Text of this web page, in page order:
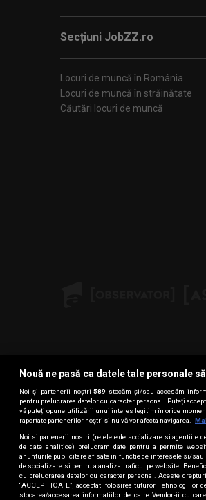
Secțiuni JobZZ.ro
Locuri de muncă în România
Locuri de muncă în străinătate
Căutări locuri de muncă
Nouă ne pasă ca datele tale personale
Noi și partenerii noștri589 stocăm și/sau accesăm
pentru prelucrarea datelor cu caracter personal. Puteți
vă puteți opune utilizării unui interes legitim în orice
raportate partenerilor noștri și nu vă vor afecta navigarea.
Noi si partenerii nostri (retelele de socializare si agentiile
de date analitice) prelucram date pentru a permite
anunturile publicitare afisate in functie de interesele si/
de socializare si pentru a analiza traficul pe website.
cu prelucrarea datelor cu caracter personal. Aceste
“ACCEPT TOATE”, acceptati folosirea tuturor
stocarea/accesarea informatiilor de catre Vendor-ii cu